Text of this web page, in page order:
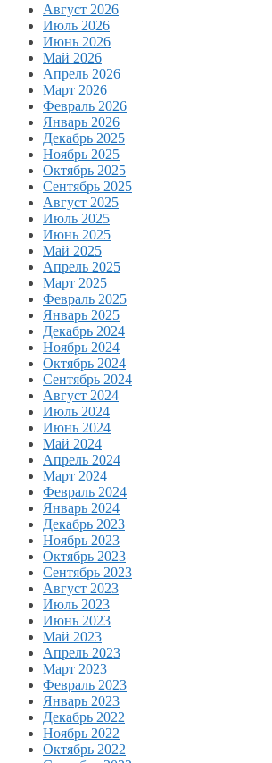
Август 2026
Июль 2026
Июнь 2026
Май 2026
Апрель 2026
Март 2026
Февраль 2026
Январь 2026
Декабрь 2025
Ноябрь 2025
Октябрь 2025
Сентябрь 2025
Август 2025
Июль 2025
Июнь 2025
Май 2025
Апрель 2025
Март 2025
Февраль 2025
Январь 2025
Декабрь 2024
Ноябрь 2024
Октябрь 2024
Сентябрь 2024
Август 2024
Июль 2024
Июнь 2024
Май 2024
Апрель 2024
Март 2024
Февраль 2024
Январь 2024
Декабрь 2023
Ноябрь 2023
Октябрь 2023
Сентябрь 2023
Август 2023
Июль 2023
Июнь 2023
Май 2023
Апрель 2023
Март 2023
Февраль 2023
Январь 2023
Декабрь 2022
Ноябрь 2022
Октябрь 2022